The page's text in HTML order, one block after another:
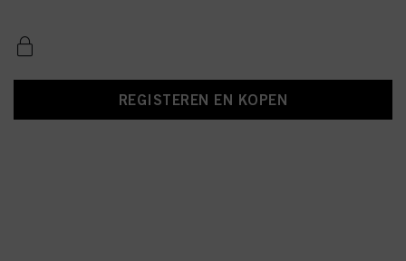
REGISTEREN EN KOPEN